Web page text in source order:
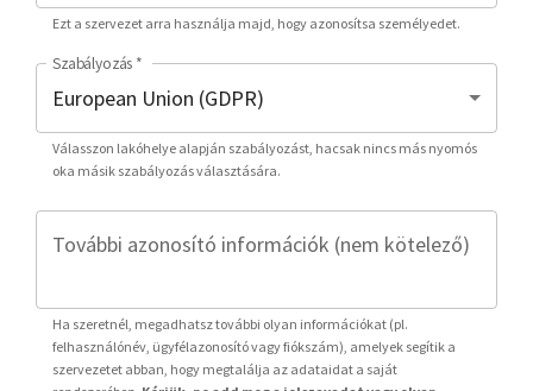
Ezt a szervezet arra használja majd, hogy azonosítsa személyedet.
Szabályozás *
Válasszon lakóhelye alapján szabályozást, hacsak nincs más nyomós
oka másik szabályozás választására.
További azonosító információk (nem kötelező)
Ha szeretnél, megadhatsz további olyan információkat (pl.
felhasználónév, ügyfélazonosító vagy fiókszám), amelyek segítik a
szervezetet abban, hogy megtalálja az adataidat a saját